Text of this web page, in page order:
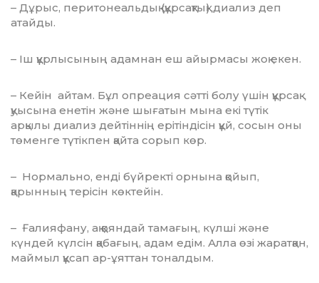
– Дұрыс, перитонеальдық (құрсақтық) диализ деп
атайды.
– Іш құрлысының адамнан еш айырмасы жоқ екен.
– Кейін айтам. Бұл опреация сәтті болу үшін құрсақ
қуысына енетін және шығатын мына екі түтік
арқылы диализ дейтіннің ерітіндісін құй, сосын оны
төменге түтікпен қайта сорып көр.
– Нормально, енді бүйректі орнына қойып,
қарынның терісін көктейін.
– Ғалияфану, ақ қояндай тамағың, күл­ші және
күндей күлсін қабағың, адам едім. Алла өзі жаратқан,
маймыл құсап ар-ұяттан тоналдым.